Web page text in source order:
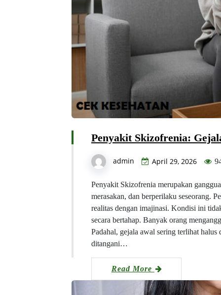
Penyakit Skizofrenia:
admin April 29, 2026
Penyakit Skizofrenia merupakan
merasakan, dan berperilaku seseorang.
realitas dengan imajinasi. Kondisi ini
secara bertahap. Banyak orang
Padahal, gejala awal sering terlihat
ditangani…
Read More